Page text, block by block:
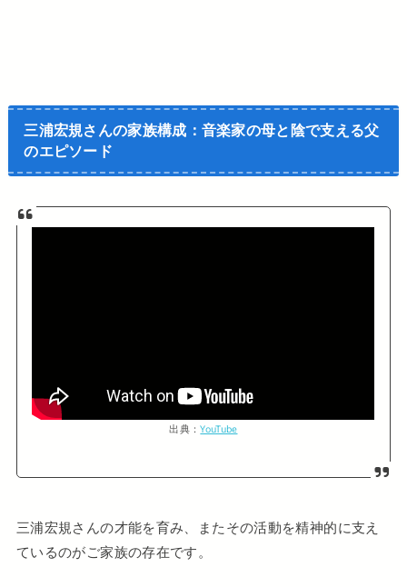
三浦宏規さんの家族構成：音楽家の母と陰で支える父
のエピソード
出典：YouTube
三浦宏規さんの才能を育み、またその活動を精神的に支え
ているのがご家族の存在です。